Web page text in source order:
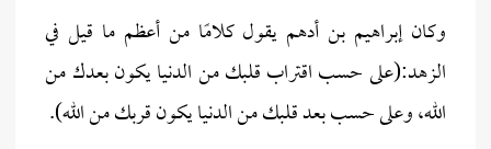
وكان إبراهيم بن أدهم يقول كلامًا من أعظم ما قيل في
الزهد:(على حسب اقتراب قلبك من الدنيا يكون بعدك من
الله، وعلى حسب بعد قلبك من الدنيا يكون قربك من الله).